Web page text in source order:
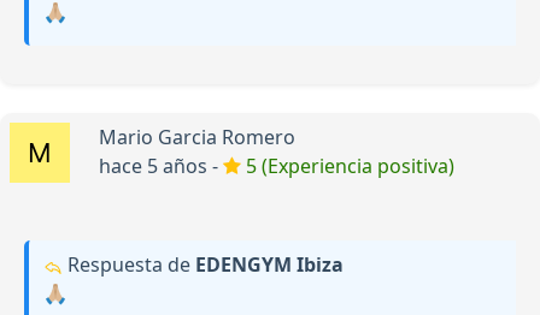
🙏🏼
Mario Garcia Romero
hace 5 años -
5 (Experiencia positiva)
Respuesta de EDENGYM Ibiza
🙏🏼